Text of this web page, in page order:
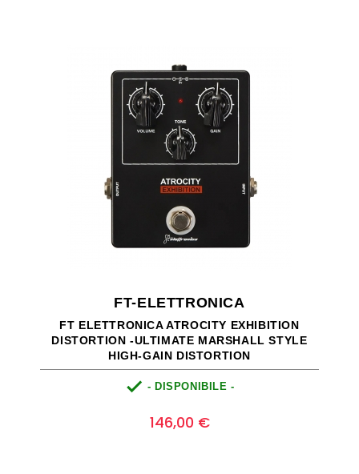
FT-ELETTRONICA
FT ELETTRONICA ATROCITY EXHIBITION
DISTORTION -ULTIMATE MARSHALL STYLE
HIGH-GAIN DISTORTION
 - DISPONIBILE -
146,00 €